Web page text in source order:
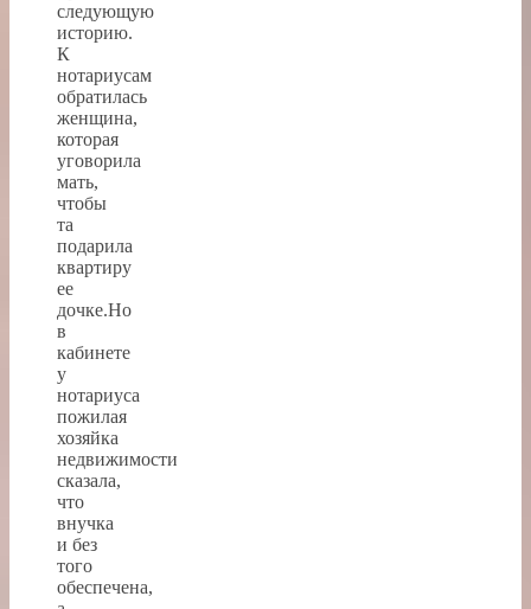
следующую
историю.
К
нотариусам
обратилась
женщина,
которая
уговорила
мать,
чтобы
та
подарила
квартиру
ее
дочке.Но
в
кабинете
у
нотариуса
пожилая
хозяйка
недвижимости
сказала,
что
внучка
и без
того
обеспечена,